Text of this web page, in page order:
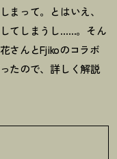
まって。とはいえ、
てしまうし……。そん
さんとFjikoのコラボ
たので、詳しく解説